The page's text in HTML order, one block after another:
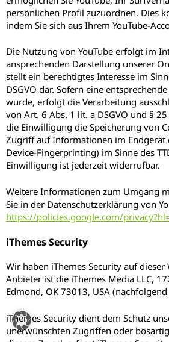
persönlichen Profil zuzuordnen. Dies
indem Sie sich aus Ihrem YouTube-
Die Nutzung von YouTube erfolgt im
ansprechenden Darstellung unserer
stellt ein berechtigtes Interesse im
DSGVO dar. Sofern eine
wurde, erfolgt die Verarbeitung
von Art. 6 Abs. 1 lit. a DSGVO und §
die Einwilligung die Speicherung von
Zugriff auf Informationen im Endgerät
Device-Fingerprinting) im Sinne des
Einwilligung ist jederzeit widerrufbar.
Weitere Informationen zum Umgang
Sie in der Datenschutzerklärung von
https://policies.google.com/
iThemes Security
Wir haben iThemes Security auf
Anbieter ist die iThemes Media LLC,
Edmond, OK 73013, USA (nachfolgend
iThemes Security dient dem Schutz
unerwünschten Zugriffen oder